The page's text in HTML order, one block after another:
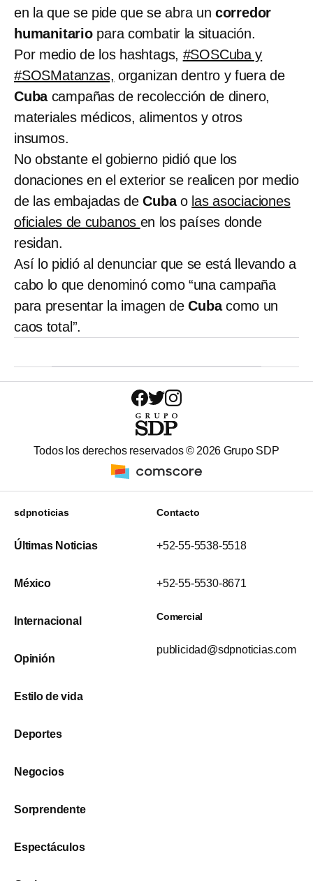
en la que se pide que se abra un corredor
humanitariopara combatir la situación.
Por medio de los hashtags, #SOSCuba y
#SOSMatanzas, organizan dentro y fuera de
Cubacampañas de recolección de dinero,
materiales médicos, alimentos y otros
insumos.
No obstante el gobierno pidió que los
donaciones en el exterior se realicen por medio
de las embajadas deCubao las asociaciones
oficiales de cubanos en los países donde
residan.
Así lo pidió al denunciar que se está llevando a
cabo lo que denominó como “una campaña
para presentar la imagen deCubacomo un
caos total”.
Todos los derechos reservados © 2026 Grupo SDP
sdpnoticias
Últimas Noticias
México
Internacional
Opinión
Estilo de vida
Deportes
Negocios
Sorprendente
Espectáculos
Contacto
+52-55-5538-5518
+52-55-5530-8671
Comercial
publicidad@sdpnoticias.com